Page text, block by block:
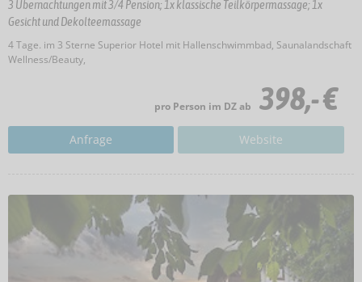
3 Übernachtungen mit 3/4 Pension; 1x klassische Teilkörpermassage; 1x
Gesicht und Dekolteemassage
4 Tage. im 3 Sterne Superior Hotel mit Hallenschwimmbad, Saunalandschaft
Wellness/Beauty,
pro Person im DZ ab 398,- €
Anfrage Website